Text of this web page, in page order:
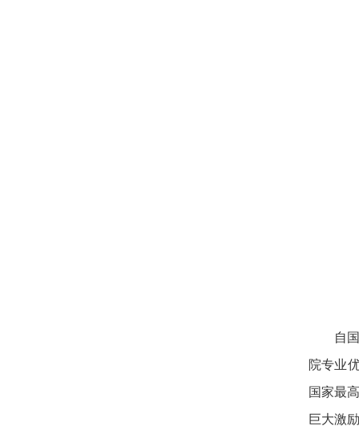
自
院专业
国家最
巨大激